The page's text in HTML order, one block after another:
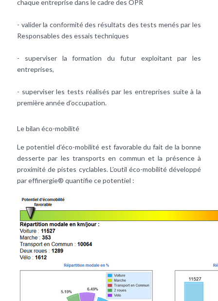
chaque entreprise dans le cadre des OPR
- valider la conformité des résultats des tests menés par les
Responsables des essais techniques
- superviser la formation du futur exploitant par les
entreprises,
- superviser les tests réalisés par les entreprises suite à la
première année d’occupation.
Le bilan éco-mobilité
Le potentiel d’éco-mobilité est favorable du fait de la bonne
desserte par les transports en commun et la présence à
proximité de pistes cyclables. L’outil éco-mobilité développé
par effinergie® quantifie ce potentiel :